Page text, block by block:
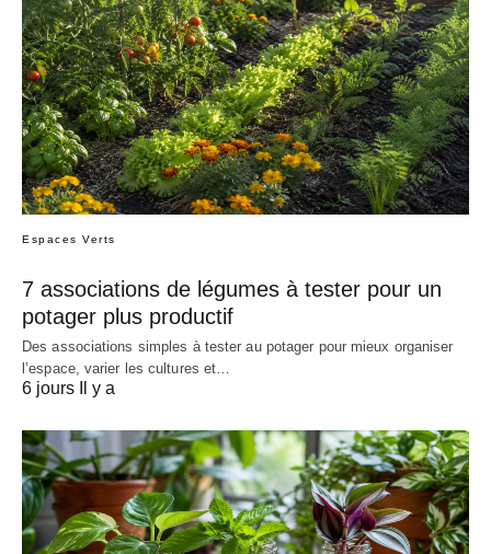
Espaces Verts
7 associations de légumes à tester pour un
potager plus productif
Des associations simples à tester au potager pour mieux organiser
l’espace, varier les cultures et…
6 jours Il y a